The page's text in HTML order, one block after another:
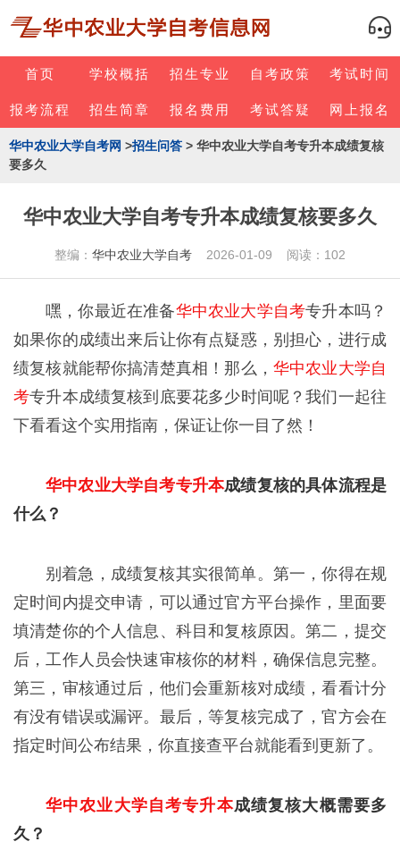
首页 学校概括 招生专业 自考政策 考试时间
报考流程 招生简章 报名费用 考试答疑 网上报名
华中农业大学自考网 >招生问答 > 华中农业大学自考专升本成绩复核
要多久
华中农业大学自考专升本成绩复核要多久
整编： 华中农业大学自考 2026-01-09 阅读：102
嘿，你最近在准备华中农业大学自考专升本吗？
如果你的成绩出来后让你有点疑惑，别担心，进行成
绩复核就能帮你搞清楚真相！那么， 华中农业大学自
考专升本成绩复核到底要花多少时间呢？我们一起往
下看看这个实用指南，保证让你一目了然！
华中农业大学自考专升本成绩复核的具体流程是
什么？
别着急，成绩复核其实很简单。第一，你得在规
定时间内提交申请，可以通过官方平台操作，里面要
填清楚你的个人信息、科目和复核原因。第二，提交
后，工作人员会快速审核你的材料，确保信息完整。
第三，审核通过后，他们会重新核对成绩，看看计分
有没有错误或漏评。最后，等复核完成了，官方会在
指定时间公布结果，你直接查平台就能看到更新了。
华中农业大学自考专升本成绩复核大概需要多
久？